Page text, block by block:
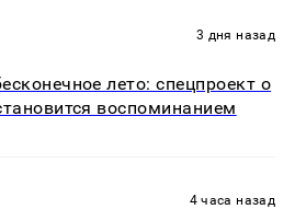
3 дня назад
лето: спецпроект о
воспоминанием
4 часа назад